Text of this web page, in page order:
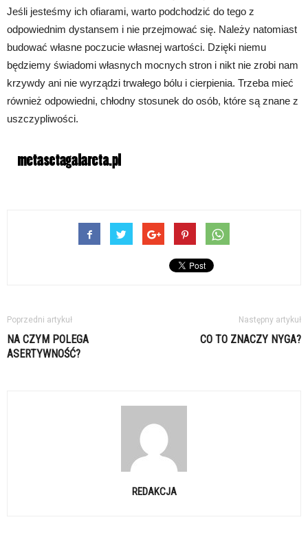
Jeśli jesteśmy ich ofiarami, warto podchodzić do tego z
odpowiednim dystansem i nie przejmować się. Należy natomiast
budować własne poczucie własnej wartości. Dzięki niemu
będziemy świadomi własnych mocnych stron i nikt nie zrobi nam
krzywdy ani nie wyrządzi trwałego bólu i cierpienia. Trzeba mieć
również odpowiedni, chłodny stosunek do osób, które są znane z
uszczypliwości.
Poprzedni artykuł
NA CZYM POLEGA
ASERTYWNOŚĆ?
Następny artykuł
CO TO ZNACZY NYGA?
REDAKCJA